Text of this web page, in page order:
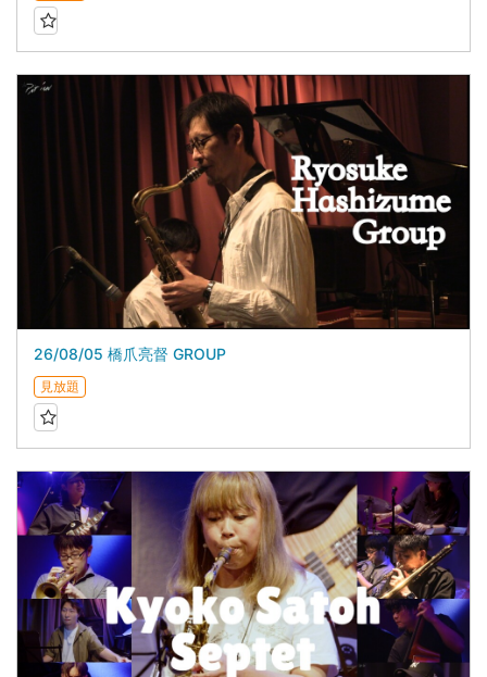
26/08/05 橋爪亮督 GROUP
見放題